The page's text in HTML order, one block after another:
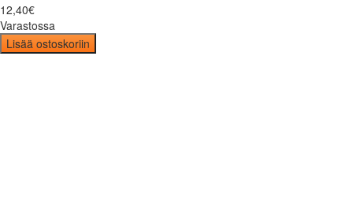
12,40€
Varastossa
Lisää ostoskoriin